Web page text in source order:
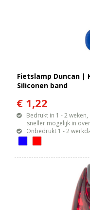
Fietslamp Duncan |
Siliconen band
€ 1,22
Bedrukt in 1 - 2 weken,
sneller mogelijk in
Onbedrukt 1 - 2